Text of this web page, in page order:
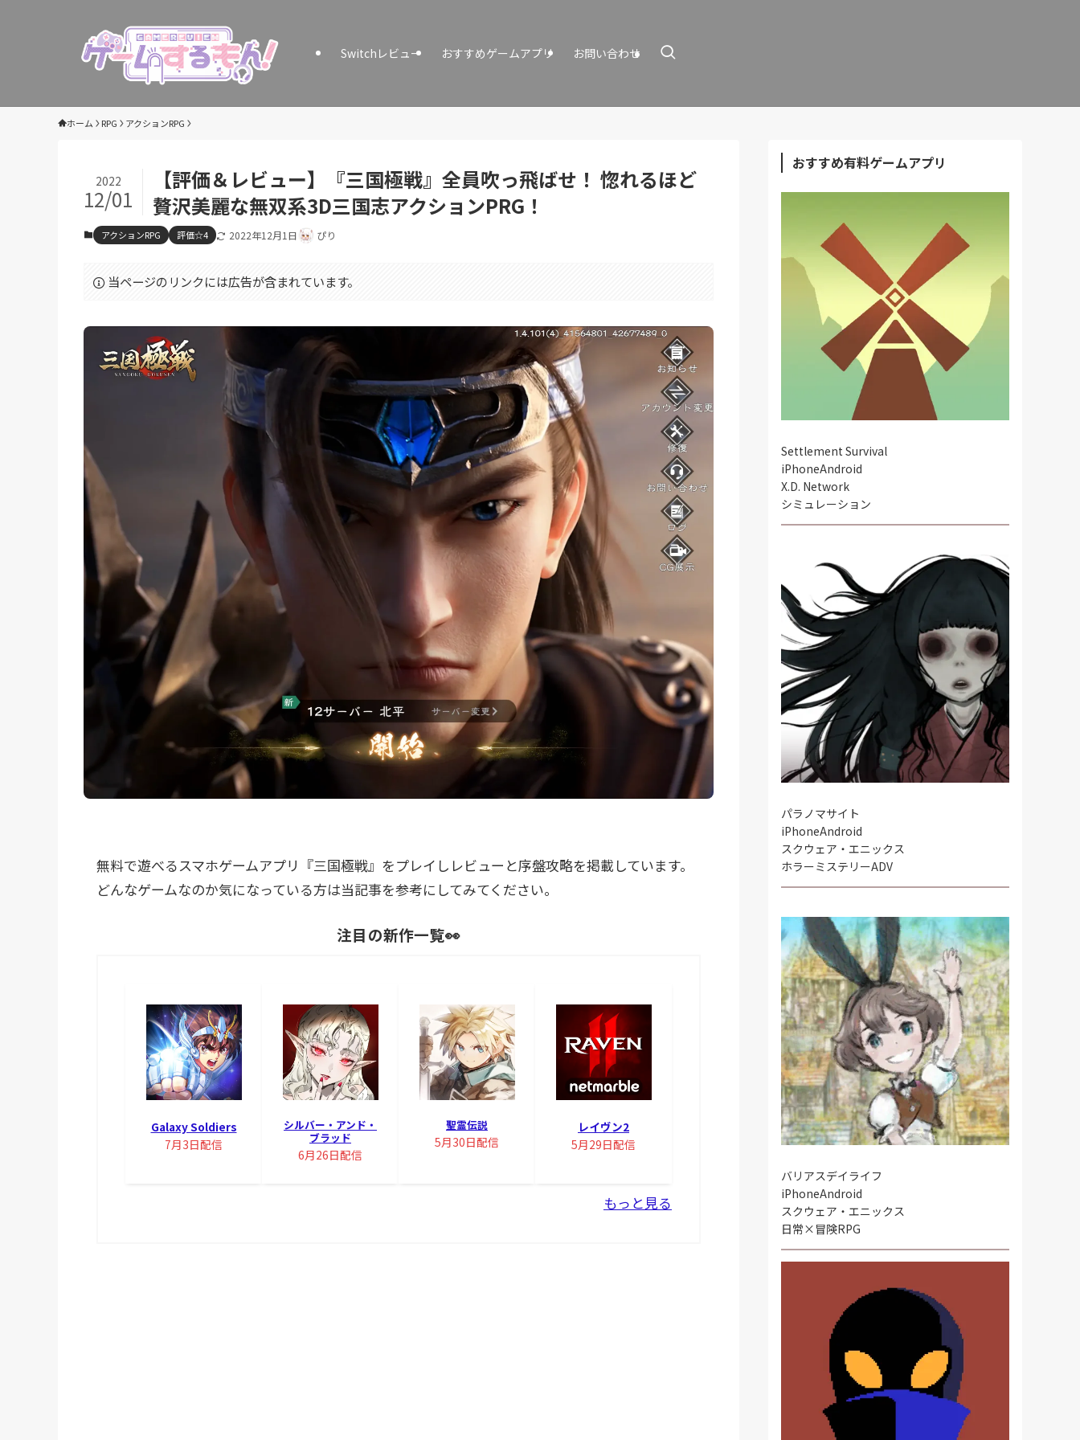
Switchレビュー おすすめゲームアプリ お問い合わせ
ホーム RPG アクションRPG
【評価＆レビュー】『三国極戦』全員吹っ飛ばせ！ 惚れるほど
贅沢美麗な無双系3D三国志アクションPRG！
2022
12/01
アクションRPG 評価☆4 2022年12月1日 ぴり
当ページのリンクには広告が含まれています。
無料で遊べるスマホゲームアプリ『三国極戦』をプレイしレビューと序盤攻略を掲載しています。
どんなゲームなのか気になっている方は当記事を参考にしてみてください。
注目の新作一覧👀
Galaxy Soldiers
7月3日配信
シルバー・アンド・
ブラッド
6月26日配信
聖霊伝説
5月30日配信
レイヴン2
5月29日配信
もっと見る
おすすめ有料ゲームアプリ
Settlement Survival
iPhoneAndroid
X.D. Network
シミュレーション
パラノマサイト
iPhoneAndroid
スクウェア・エニックス
ホラーミステリーADV
バリアスデイライフ
iPhoneAndroid
スクウェア・エニックス
日常×冒険RPG